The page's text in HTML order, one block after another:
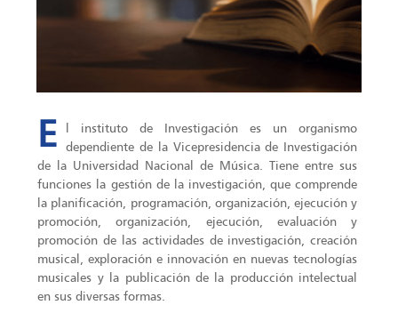
E
l instituto de Investigación es un organismo
dependiente de la Vicepresidencia de Investigación
de la Universidad Nacional de Música. Tiene entre sus
funciones la gestión de la investigación, que comprende
la planificación, programación, organización, ejecución y
promoción, organización, ejecución, evaluación y
promoción de las actividades de investigación, creación
musical, exploración e innovación en nuevas tecnologías
musicales y la publicación de la producción intelectual
en sus diversas formas.